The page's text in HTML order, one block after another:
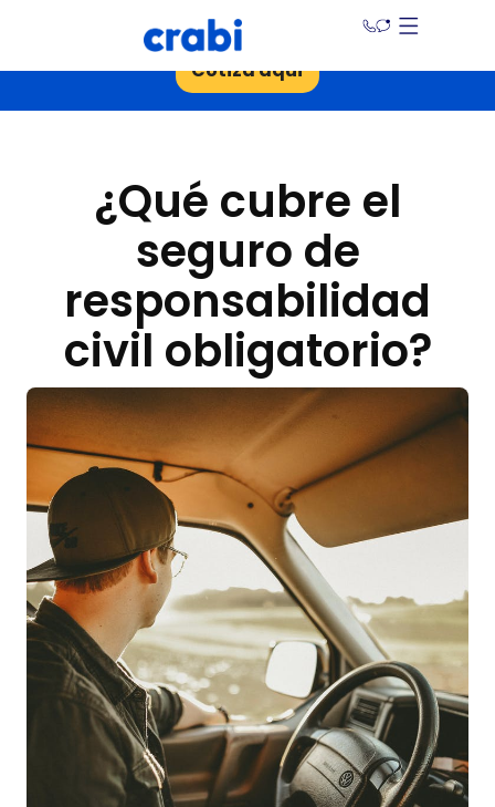
¡Ahorra hasta un 30% en tu seguro de auto!
Cotiza aquí
¿Qué cubre el
seguro de
responsabilidad
civil obligatorio?